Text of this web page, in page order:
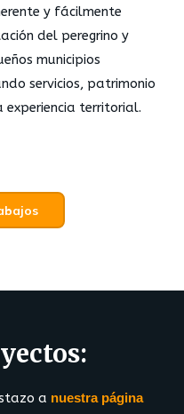
y fácilmente
del peregrino y
municipios
servicios, patrimonio
experiencia territorial.
a nuestra página